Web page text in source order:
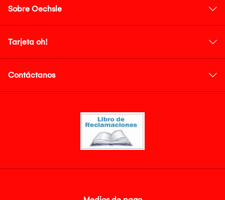
Sobre Oechsle
Tarjeta oh!
Contáctanos